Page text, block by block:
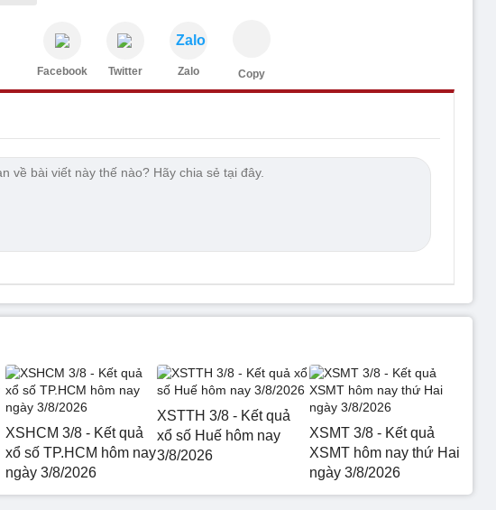
Facebook Twitter
Zalo
Zalo Copy
XSHCM 3/8 - Kết quả
xổ số TP.HCM hôm nay
ngày 3/8/2026
XSTTH 3/8 - Kết quả
xổ số Huế hôm nay
3/8/2026
XSMT 3/8 - Kết quả
XSMT hôm nay thứ Hai
ngày 3/8/2026